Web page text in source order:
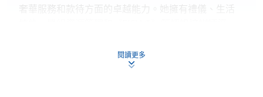
奢華服務和款待方面的卓越能力。她擁有禮儀、生活
助各大機構維持最高標準的優質客戶滿意度，並參與
設計和提供組織發展項目。
閱讀更多